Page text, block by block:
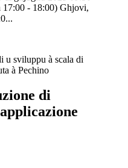
17:00 - 18:00) Ghjovi,
di